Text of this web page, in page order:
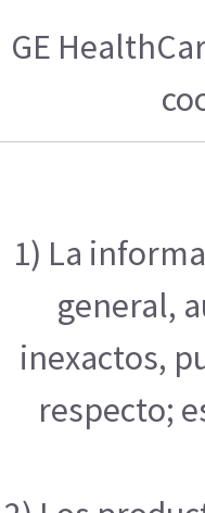
GE
1) La
general,
inexactos,
respecto;